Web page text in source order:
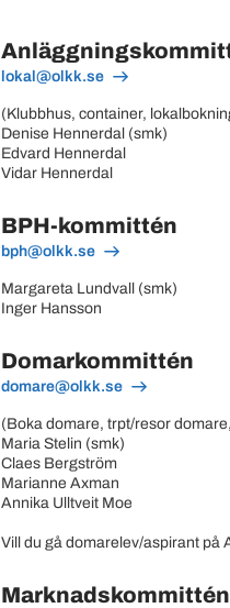
lokal@olkk.se
(Klubbhus, container,
Denise Hennerdal (smk)
Edvard Hennerdal
Vidar Hennerdal
BPH-kommittén
bph@olkk.se
Margareta Lundvall (smk)
Inger Hansson
Domarkommittén
domare@olkk.se
(Boka domare, trpt/resor
Maria Stelin (smk)
Claes Bergström
Marianne Axman
Annika Ulltveit Moe
Vill du gå domarelev/aspirant på
Marknadskommittén